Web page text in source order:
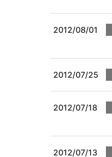
2012/08/01
2012/07/25
2012/07/18
2012/07/13